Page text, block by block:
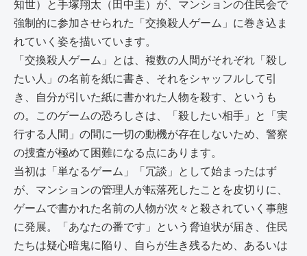
知世）と手塚翔太（田中圭）が、マンションの住民会で
強制的に参加させられた「交換殺人ゲーム」に巻き込ま
れていく姿を描いています。
「交換殺人ゲーム」とは、複数の人間がそれぞれ「殺し
たい人」の名前を紙に書き、それをシャッフルして引
き、自分が引いた紙に書かれた人物を殺す、というも
の。このゲームの恐ろしさは、「殺したい相手」と「実
行する人間」の間に一切の動機が存在しないため、警察
の捜査が極めて困難になる点にあります。
当初は「単なるゲーム」「冗談」として始まったはず
が、マンションの管理人が転落死したことを皮切りに、
ゲームで書かれた名前の人物が次々と殺されていく事態
に発展。「あなたの番です」という脅迫状が届き、住民
たちは疑心暗鬼に陥り、自らが生き残るため、あるいは